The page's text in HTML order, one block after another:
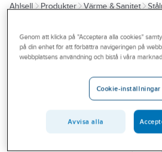
Kampanjer
Branscher
Ahlsell Produkter Värme & Sanitet
Genom att klicka på "Acceptera alla cookies"
på din enhet för att förbättra navigeringen på
webbplatsens användning och bistå i våra
Cookie-inställningar
Avvisa alla